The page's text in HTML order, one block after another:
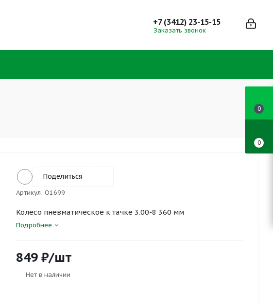
+7 (3412) 23-15-15
Заказать звонок
Поделиться
Артикул: О1699
Колесо пневматическое к тачке 3.00-8 360 мм
Подробнее
849 ₽/шт
Нет в наличии
0
0